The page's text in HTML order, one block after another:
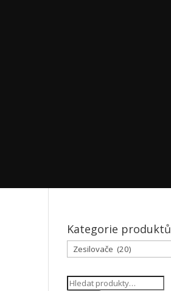
Kategorie produktů
Hledat: